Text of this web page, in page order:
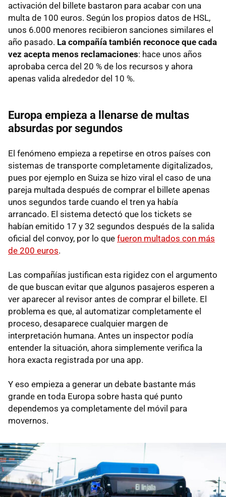
activación del billete bastaron para acabar con una
multa de 100 euros. Según los propios datos de HSL,
unos 6.000 menores recibieron sanciones similares el
año pasado. La compañía también reconoce que cada
vez acepta menos reclamaciones: hace unos años
aprobaba cerca del 20 % de los recursos y ahora
apenas valida alrededor del 10 %.
Europa empieza a llenarse de multas
absurdas por segundos
El fenómeno empieza a repetirse en otros países con
sistemas de transporte completamente digitalizados,
pues por ejemplo en Suiza se hizo viral el caso de una
pareja multada después de comprar el billete apenas
unos segundos tarde cuando el tren ya había
arrancado. El sistema detectó que los tickets se
habían emitido 17 y 32 segundos después de la salida
oficial del convoy, por lo que fueron multados con más
de 200 euros.
Las compañías justifican esta rigidez con el argumento
de que buscan evitar que algunos pasajeros esperen a
ver aparecer al revisor antes de comprar el billete. El
problema es que, al automatizar completamente el
proceso, desaparece cualquier margen de
interpretación humana. Antes un inspector podía
entender la situación, ahora simplemente verifica la
hora exacta registrada por una app.
Y eso empieza a generar un debate bastante más
grande en toda Europa sobre hasta qué punto
dependemos ya completamente del móvil para
movernos.